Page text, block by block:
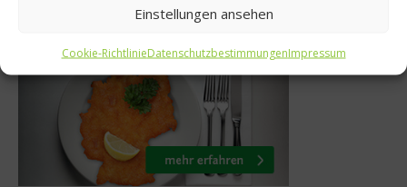
Einstellungen ansehen
Cookie-RichtlinieDatenschutzbestimmungenImpressum
Was isst Deutschland